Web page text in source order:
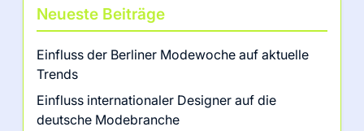
Neueste Beiträge
Einfluss der Berliner Modewoche auf aktuelle
Trends
Einfluss internationaler Designer auf die
deutsche Modebranche